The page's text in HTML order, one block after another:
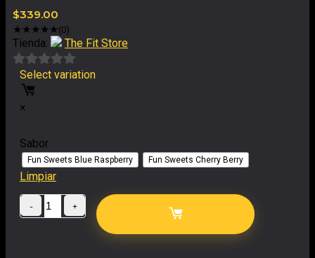
$339.00
★★★★★(0)
Tienda: The Fit Store
Select variation
×
Sabor
Fun Sweets Blue Raspberry Fun Sweets Cherry Berry
Limpiar